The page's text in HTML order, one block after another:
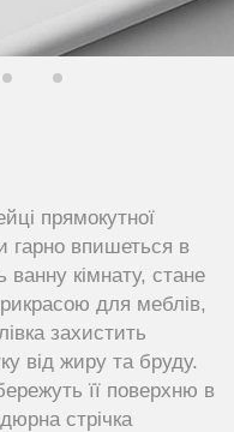
прямокутної
гарно впишеться в
ванну кімнату, стане
для меблів,
захистить
від жиру та бруду.
її поверхню в
стрічка